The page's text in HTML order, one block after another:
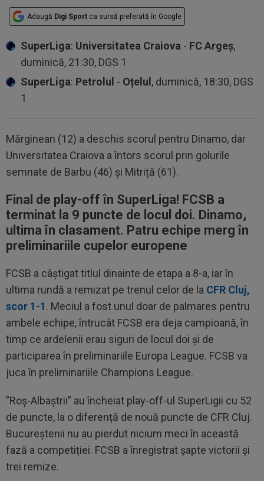
Adaugă Digi Sport ca sursă preferată în Google
SuperLiga: Universitatea Craiova - FC Argeș,
duminică, 21:30, DGS 1
SuperLiga: Petrolul - Oțelul, duminică, 18:30, DGS
1
Mărginean (12) a deschis scorul pentru Dinamo, dar
Universitatea Craiova a întors scorul prin golurile
semnate de Barbu (46) și Mitriță (61).
Final de play-off în SuperLiga! FCSB a
terminat la 9 puncte de locul doi. Dinamo,
ultima în clasament. Patru echipe merg în
preliminariile cupelor europene
FCSB a câștigat titlul dinainte de etapa a 8-a, iar în
ultima rundă a remizat pe trenul celor de la CFR Cluj,
scor 1-1. Meciul a fost unul doar de palmares pentru
ambele echipe, întrucât FCSB era deja campioană, în
timp ce ardelenii erau siguri de locul doi și de
participarea în preliminariile Europa League. FCSB va
juca în preliminariile Champions League.
”Roș-Albaștrii” au încheiat play-off-ul SuperLigii cu 52
de puncte, la o diferență de nouă puncte de CFR Cluj.
Bucureștenii nu au pierdut nicium meci în această
fază a competiției. FCSB a înregistrat șapte victorii și
trei remize.